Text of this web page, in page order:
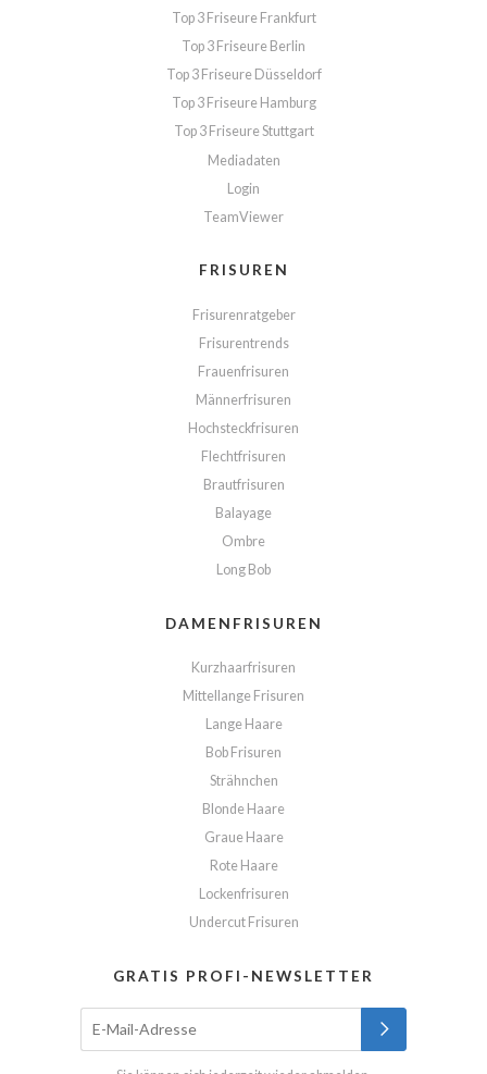
Top 3 Friseure Frankfurt
Top 3 Friseure Berlin
Top 3 Friseure Düsseldorf
Top 3 Friseure Hamburg
Top 3 Friseure Stuttgart
Mediadaten
Login
TeamViewer
FRISUREN
Frisurenratgeber
Frisurentrends
Frauenfrisuren
Männerfrisuren
Hochsteckfrisuren
Flechtfrisuren
Brautfrisuren
Balayage
Ombre
Long Bob
DAMENFRISUREN
Kurzhaarfrisuren
Mittellange Frisuren
Lange Haare
Bob Frisuren
Strähnchen
Blonde Haare
Graue Haare
Rote Haare
Lockenfrisuren
Undercut Frisuren
GRATIS PROFI-NEWSLETTER